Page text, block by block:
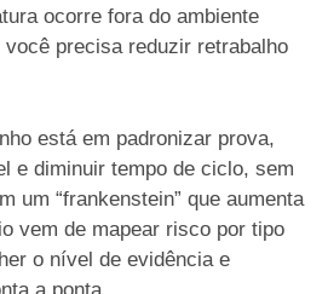
ocorre fora do ambiente
precisa reduzir retrabalho
está em padronizar prova,
e diminuir tempo de ciclo, sem
um “frankenstein” que aumenta
vem de mapear risco por tipo
o nível de evidência e